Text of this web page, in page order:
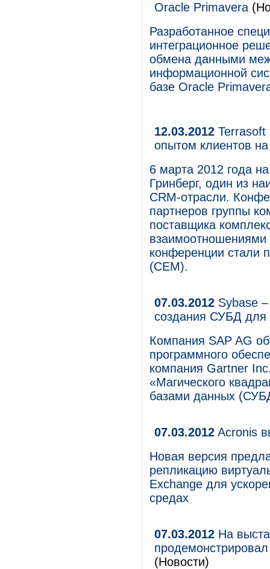
Oracle Primavera
Разработанное
интеграционное
обмена данными
информационной
базе Oracle
12.03.2012 Terrasoft
опытом клиентов
6 марта 2012 года
Гринберг, один из
CRM-отрасли.
партнеров группы
поставщика
конференции стали
(CEM).
07.03.2012 Sybase
создания СУБД
Компания SAP AG
программного
компания Gartner
«Магического
базами данных
07.03.2012 Acronis
Новая версия
репликацию
Exchange для
средах
07.03.2012 На
(Новости)